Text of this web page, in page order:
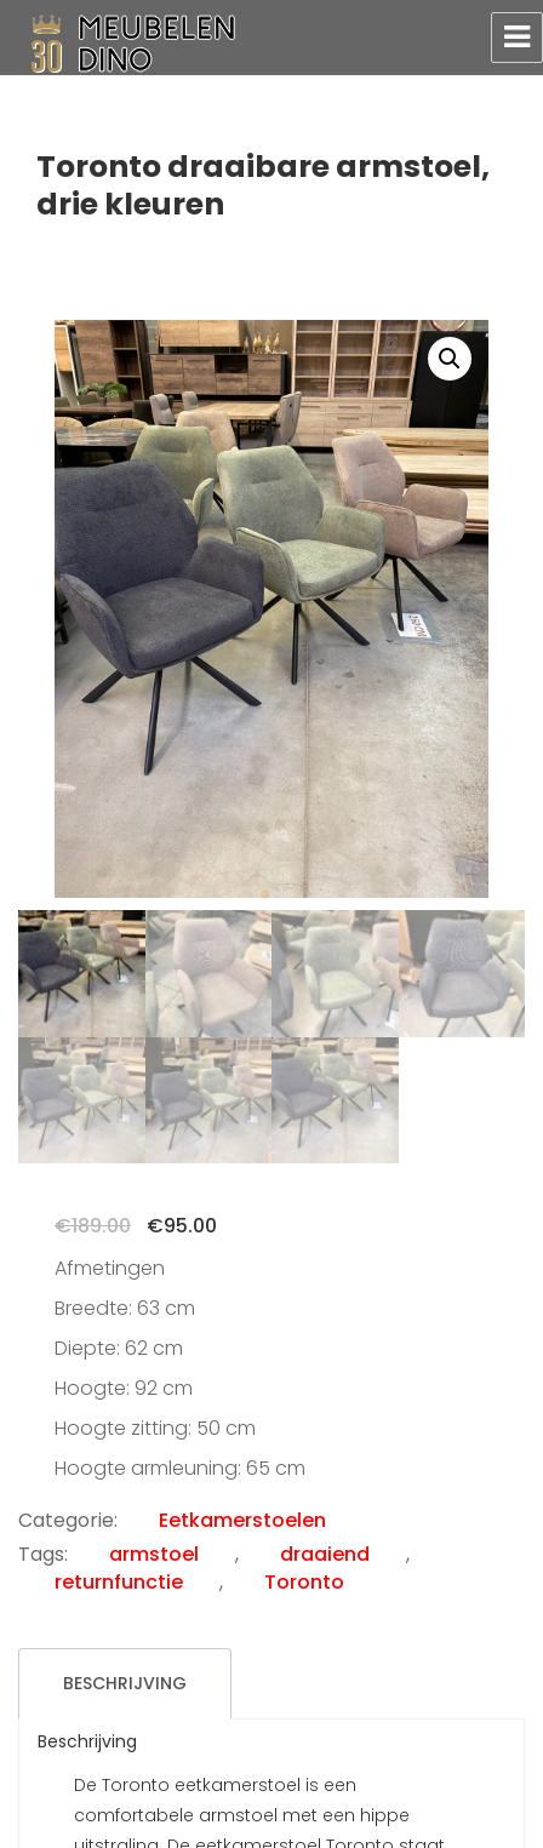
Toronto draaibare armstoel,
drie kleuren
€189.00
Oorspronkelijke
was:
€189.00.
€95.00
Afmetingen
Breedte: 63 cm
Diepte: 62 cm
Hoogte: 92 cm
Hoogte zitting: 50 cm
Hoogte armleuning: 65 cm
Categorie:
Eetkamerstoelen
Tags:
armstoel , draaiend
,
returnfunctie
, Toronto
BESCHRIJVING
Beschrijving
De Toronto eetkamerstoel is een
comfortabele armstoel met een hippe